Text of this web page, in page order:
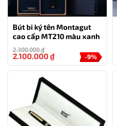
Bút bi ký tên Montagut
cao cấp MT210 màu xanh
2.300.000₫
-9%
2.100.000₫